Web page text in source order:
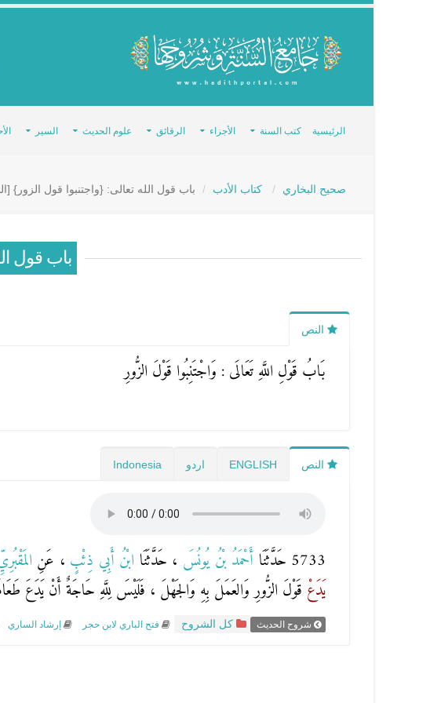
الرئيسية كتب السنة الأجزاء الرقائق علوم الحديث السير
صحيح البخاري كتاب الأدب باب قول الله تعالى: {واجتنبوا قول الزور}
باب قول
النص
بَابُ قَوْلِ اللَّهِ تَعَالَى : وَاجْتَنِبُوا قَوْلَ الزُّورِ
النص ENGLISH اردو Indonesia
5733 حَدَّثَنَا أَحْمَدُ بْنُ يُونُسَ ، حَدَّثَنَا ابْنُ أَبِي ذِئْبٍ ، عَنِ
يَدَعْ قَوْلَ الزُّورِ وَالعَمَلَ بِهِ وَالجَهْلَ ، فَلَيْسَ لِلَّهِ حَاجَةٌ أَنْ يَدَعَ
شروح الحديث كل الشروح فتح الباري لابن حجر إرشاد الساري